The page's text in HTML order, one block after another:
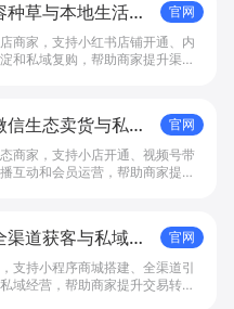
草与本地生活转
官网
商家，支持小红书店铺开通、内
和私域复购，帮助商家提升渠道
生态卖货与私域
官网
商家，支持小店开通、视频号带
互动和会员运营，帮助商家提升
道获客与私域复
官网
支持小程序商城搭建、全渠道引
域经营，帮助商家提升交易转化